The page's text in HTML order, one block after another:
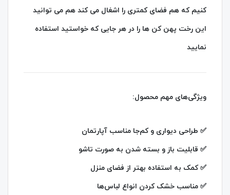
کنیم که هم فضای کمتری را اشغال می کند هم می توانید
این رخت پهن کن ها را در هر جایی که خواستید استفاده
نمایید
ویژگی‌های مهم محصول:
✅ طراحی دیواری و کم‌جا مناسب آپارتمان
✅ قابلیت باز و بسته شدن به صورت تاشو
✅ کمک به استفاده بهتر از فضای منزل
✅ مناسب خشک کردن انواع لباس‌ها